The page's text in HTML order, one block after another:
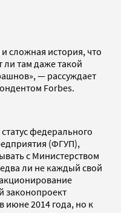
сложная история, что
ли там даже такой
— рассуждает
Forbes.
федерального
(ФГУП),
с Министерством
ли не каждый свой
законопроект
июне 2014 года, но к